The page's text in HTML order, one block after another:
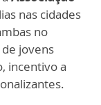
nas cidades
no
jovens
incentivo a